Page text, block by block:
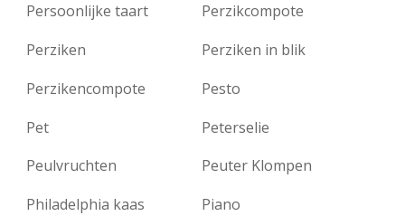
Persoonlijke taart
Perzikcompote
Perziken
Perziken in blik
Perzikencompote
Pesto
Pet
Peterselie
Peulvruchten
Peuter Klompen
Philadelphia kaas
Piano